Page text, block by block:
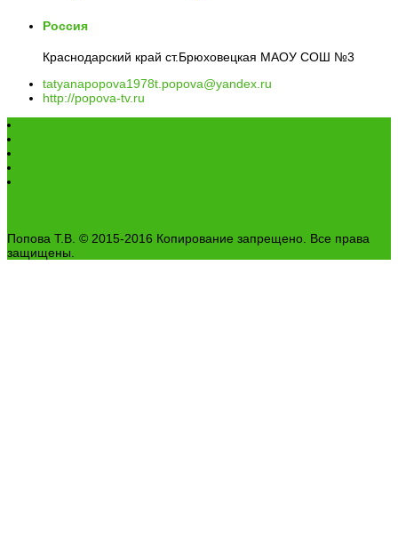
Россия
Краснодарский край ст.Брюховецкая МАОУ СОШ №3
tatyanapopova1978t.popova@yandex.ru
http://popova-tv.ru
Попова Т.В. © 2015-2016 Копирование запрещено. Все права
защищены.